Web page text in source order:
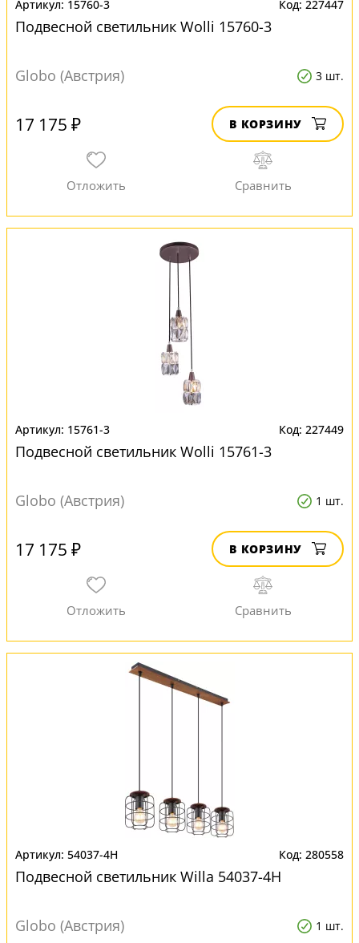
15760-3 227447
Подвесной светильник Wolli 15760-3
Globo (Австрия) 3 шт.
17 175 ₽ В КОРЗИНУ
15761-3 227449
Подвесной светильник Wolli 15761-3
Globo (Австрия) 1 шт.
17 175 ₽ В КОРЗИНУ
54037-4H 280558
Подвесной светильник Willa 54037-4H
Globo (Австрия) 1 шт.